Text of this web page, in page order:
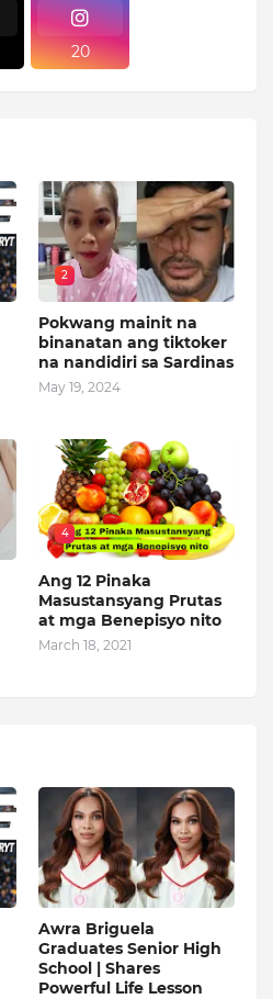
20
2
Pokwang mainit na
binanatan ang tiktoker
na nandidiri sa Sardinas
May 19, 2024
4
Ang 12 Pinaka
Masustansyang Prutas
at mga Benepisyo nito
March 18, 2021
Awra Briguela
Graduates Senior High
School | Shares
Powerful Life Lesson